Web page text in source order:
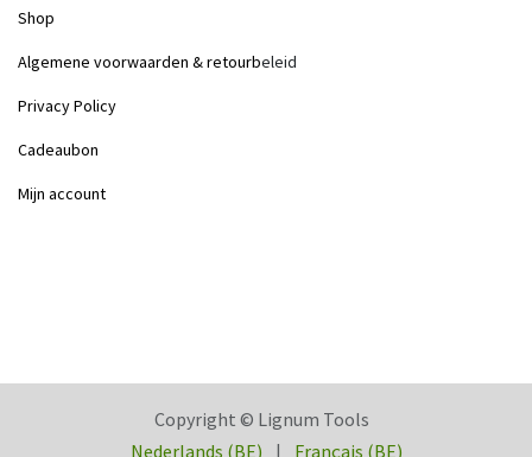
Shop
Algemene voorwaarden & retourbeleid
Privacy Policy
Cadeaubon
Mijn account
Copyright © Lignum Tools
Nederlands (BE)
| Français (BE)